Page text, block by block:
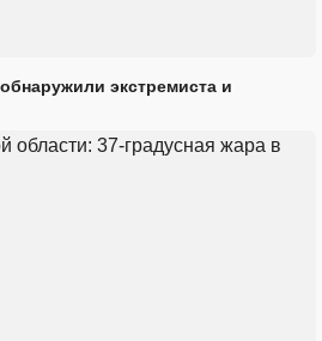
экстремиста и